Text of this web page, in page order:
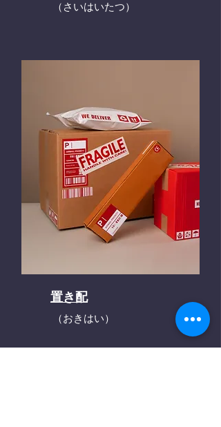
​（さいはいたつ）
置き配
（おきはい）